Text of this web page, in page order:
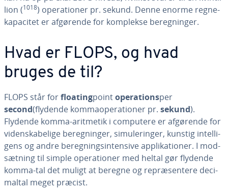
li­on (1018) ope­ra­tio­ner pr. sekund. Denne enorme reg­ne­
ka­pa­ci­tet er afgørende for komplekse be­reg­nin­ger.
Hvad er FLOPS, og hvad
bruges de til?
FLOPS står forfloatingpointope­ra­tionsper
second(flydende kom­ma­o­pe­ra­tio­ner pr. sekund).
Flydende komma-aritmetik i computere er afgørende for
vi­den­ska­be­li­ge be­reg­nin­ger, si­mu­le­rin­ger, kunstig in­tel­li­
gens og andre be­reg­nings­in­ten­si­ve ap­pli­ka­tio­ner. I mod­
sæt­ning til simple ope­ra­tio­ner med heltal gør flydende
komma-tal det muligt at beregne og re­præ­sen­te­re de­ci­
mal­tal meget præcist.